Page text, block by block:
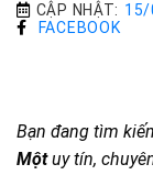
CẬP NHẬT: 15/
FACEBOOK
Bạn đang tìm
Mộtuy tín,